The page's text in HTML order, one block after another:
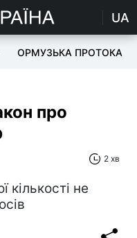
UA
ОРМУЗЬКА ПРОТОКА
про
2 хв
кількості не